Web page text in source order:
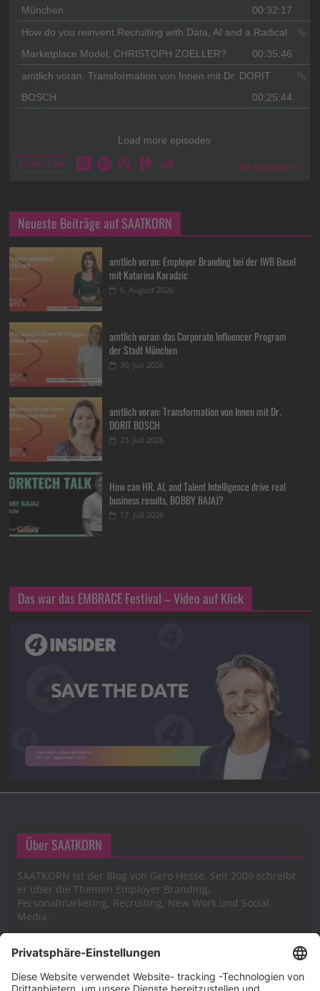
Neueste Beiträge auf SAATKORN
amtlich voran: Employer Branding bei der IWB Basel
mit Katarina Karadzic
6. August 2026
amtlich voran: das Corporate Influencer Program
der Stadt München
30. Juli 2026
amtlich voran: Transformation von Innen mit Dr.
DORIT BOSCH
23. Juli 2026
How can HR, AI, and Talent Intelligence drive real
business results, BOBBY BAJAJ?
17. Juli 2026
Das war das EMBRACE Festival – Video auf Klick
Über SAATKORN
SAATKORN ist der Blog von Gero Hesse. Seit 2009 schreibt
er über die Themen Employer Branding,
Personalmarketing, Recruiting, New Work und Social
Media.